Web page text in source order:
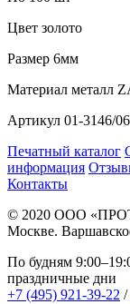
Цвет золото
Размер 6мм
Материал металл
Артикул 01-3146/
Печатный каталог
информация
Контакты
© 2020 ООО
Москве.
По будням
праздничные дни
+7 (495) 921-39-22 /